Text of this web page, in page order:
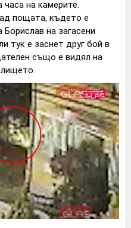
на камерите.
пощата, където е
на загасени
тук е заснет друг бой в
също е видял на